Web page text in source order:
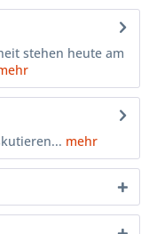
stehen heute am
mehr